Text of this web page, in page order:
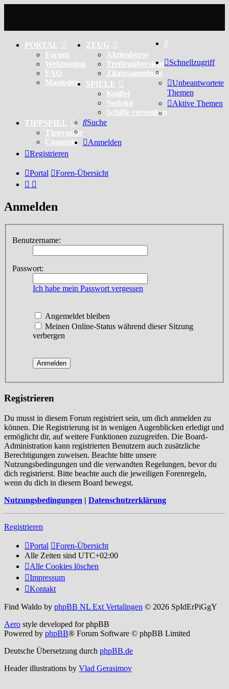
PORTAL
Forum
Webhosting
FAQ
Mastodon
ZEUG
Aktienbörse
Treffenübersicht
Zitatesammlung
SPIELE
Kniffel
Sudoku
Schiffe versenken
TIPPSPIEL
Tipprunde
Comunio
Schnellzugriff
Unbeantwortete
Themen
Aktive Themen
Suche
Anmelden
Registrieren
Portal Foren-Übersicht
Anmelden
Benutzername:
Passwort:
Ich habe mein Passwort vergessen
Angemeldet bleiben
Meinen Online-Status während dieser Sitzung
verbergen
Registrieren
Du musst in diesem Forum registriert sein, um dich anmelden zu
können. Die Registrierung ist in wenigen Augenblicken erledigt und
ermöglicht dir, auf weitere Funktionen zuzugreifen. Die Board-
Administration kann registrierten Benutzern auch zusätzliche
Berechtigungen zuweisen. Beachte bitte unsere
Nutzungsbedingungen und die verwandten Regelungen, bevor du
dich registrierst. Bitte beachte auch die jeweiligen Forenregeln,
wenn du dich in diesem Board bewegst.
Nutzungsbedingungen | Datenschutzerklärung
Registrieren
Portal
Foren-Übersicht
Alle Zeiten sind UTC+02:00
Alle Cookies löschen
Impressum
Kontakt
Find Waldo by phpBB NL Ext Vertalingen © 2026 SpIdErPiGgY
Aero style developed for phpBB
Powered by phpBB® Forum Software © phpBB Limited
Deutsche Übersetzung durch phpBB.de
Header illustrations by Vlad Gerasimov